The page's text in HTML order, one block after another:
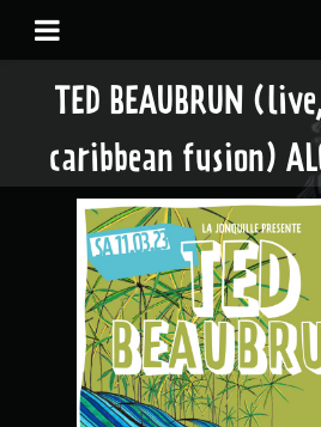
TED BEAUBRUN
caribbean fusion)